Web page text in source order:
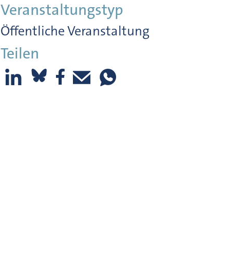
Veranstaltungstyp
Öffentliche Veranstaltung
Teilen